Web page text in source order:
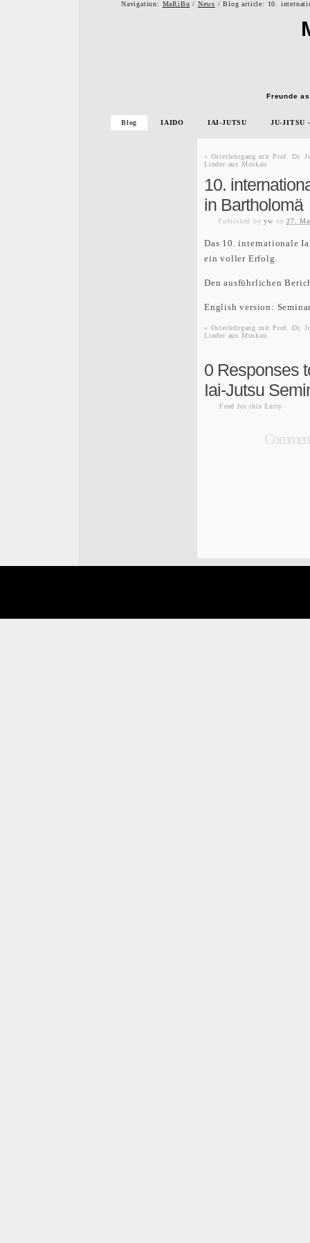
Navigation: MaRiBu / News / Blog article: 10.
Freunde
Blog IAIDO IAI-JUTSU JU-JITSU
« Osterlehrgang mit Prof. Dr.
Linder aus Moskau
10.
in Bartholomä
Published by yw on 27.
Das 10. internationale
ein voller Erfolg.
Den ausführlichen
English version:
« Osterlehrgang mit Prof. Dr.
Linder aus Moskau
0 Responses
Iai-Jutsu
Feed for this Entry